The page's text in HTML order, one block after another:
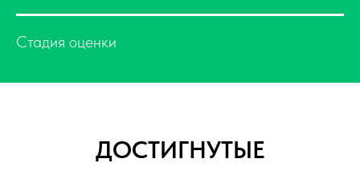
Стадия оценки
ДОСТИГНУТЫЕ